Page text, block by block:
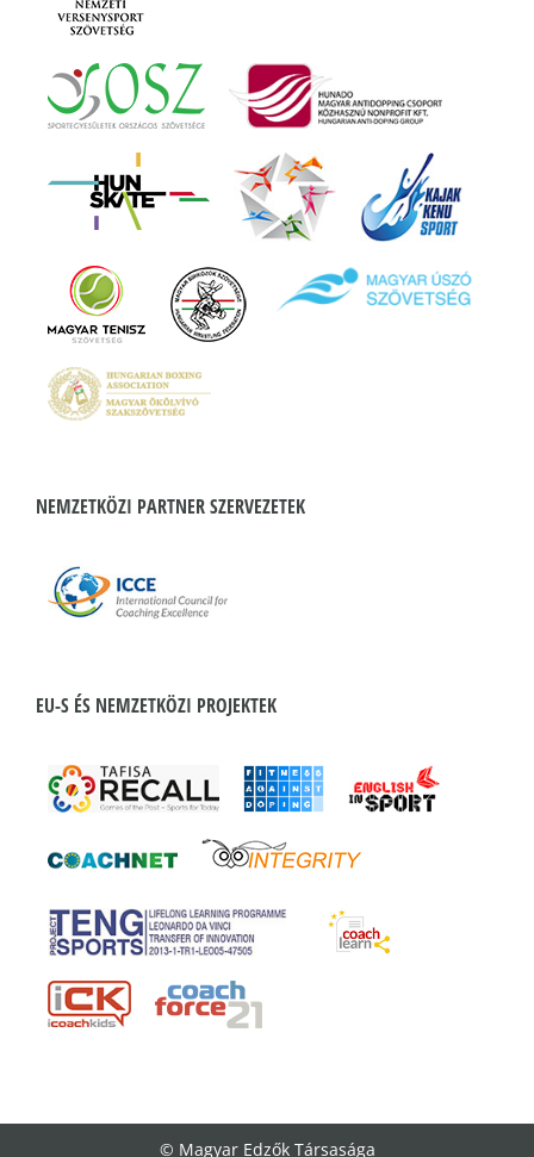
NEMZETKÖZI PARTNER SZERVEZETEK
EU-S ÉS NEMZETKÖZI PROJEKTEK
© Magyar Edzők Társasága